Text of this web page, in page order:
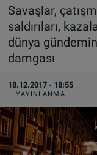
Savaşlar,
saldırıları,
dünya
damgası
18.12.2017 - 18:55
YAYINLANMA
ALMANYA
FRANSA
SAĞLIK -
BİLİM-
ALMANYA
TÜRKİYE
BİLİM-
SAĞLIK
Trafik
Süper Lig
Son Dakika
Haber Arşivi